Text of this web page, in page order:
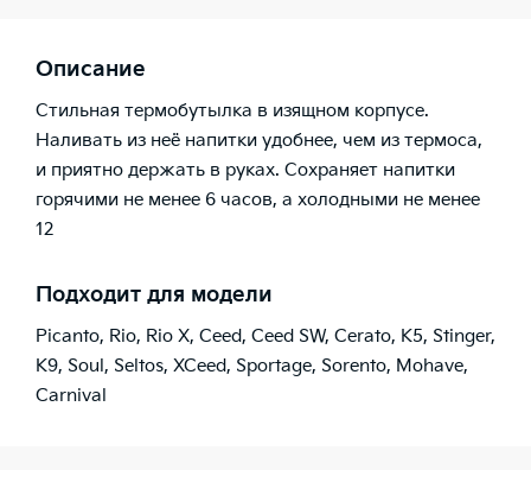
Описание
Стильная термобутылка в изящном корпусе.
Наливать из неё напитки удобнее, чем из термоса,
и приятно держать в руках. Сохраняет напитки
горячими не менее 6 часов, а холодными не менее
12
Подходит для модели
Picanto, Rio, Rio X, Ceed, Ceed SW, Cerato, K5, Stinger,
K9, Soul, Seltos, XCeed, Sportage, Sorento, Mohave,
Carnival